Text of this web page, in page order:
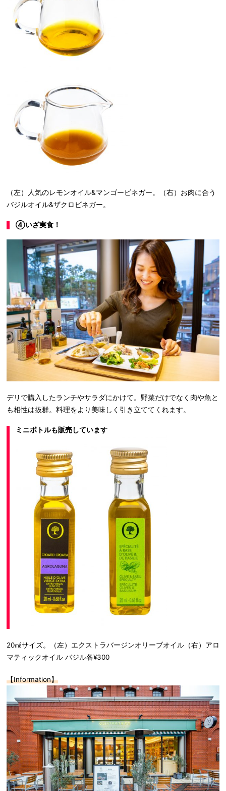
（左）人気のレモンオイル&マンゴービネガー。（右）お肉に合う
バジルオイル&ザクロビネガー。
④いざ実食！
デリで購入したランチやサラダにかけて。野菜だけでなく肉や魚と
も相性は抜群。料理をより美味しく引き立ててくれます。
ミニボトルも販売しています
20㎖サイズ。（左）エクストラバージンオリーブオイル（右）アロ
マティックオイル バジル各¥300
【Information】